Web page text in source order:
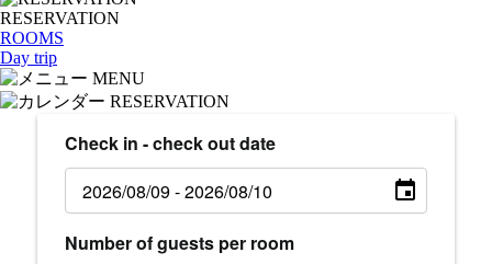
RESERVATION
ROOMS
Day trip
MENU
RESERVATION
Check in - check out date
Number of guests per room